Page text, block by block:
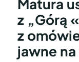
Matura
z „Górą
z
jawne